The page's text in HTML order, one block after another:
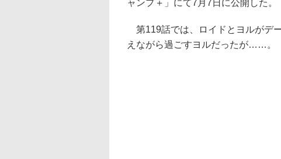
ャンプ＋」にて7月7日に公開した。
第119話では、ロイドとヨルがデ
えながら過ごすヨルだったが……。